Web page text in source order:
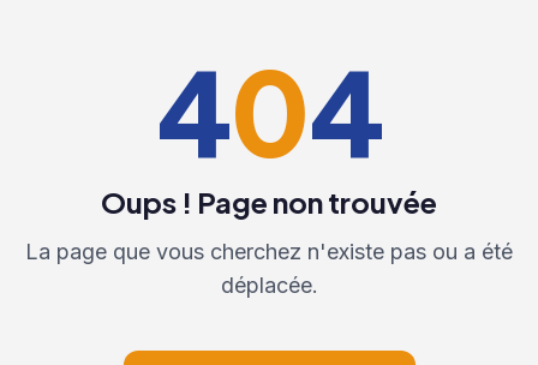
404
Oups ! Page non trouvée
La page que vous cherchez n'existe pas ou a été
déplacée.